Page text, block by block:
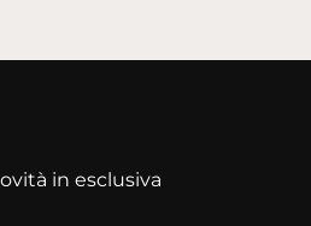
in esclusiva